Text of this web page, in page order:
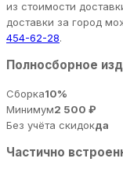
из стоимости
доставки за город
454-62-28.
Полносборное
Сборка10%
Минимум2 500 ₽
Без учёта скидокда
Частично